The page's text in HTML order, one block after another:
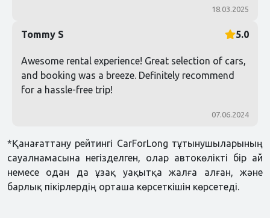
18.03.2025
Tommy S 5.0
Awesome rental experience! Great selection of cars,
and booking was a breeze. Definitely recommend
for a hassle-free trip!
07.06.2024
*Қанағаттану рейтингі CarForLong тұтынушыларының
сауалнамасына негізделген, олар автокөлікті бір ай
немесе одан да ұзақ уақытқа жалға алған, және
барлық пікірлердің орташа көрсеткішін көрсетеді.